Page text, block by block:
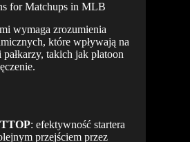
for Matchups in MLB
wymaga zrozumienia
które wpływają na
takich jak platoon
: efektywność startera
przejściem przez